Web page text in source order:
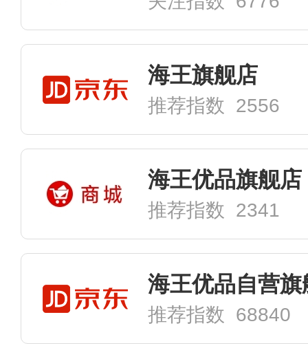
海王旗舰店
推荐指数 2556
海王优品旗舰店
推荐指数 2341
海王优品自营旗
推荐指数 68840